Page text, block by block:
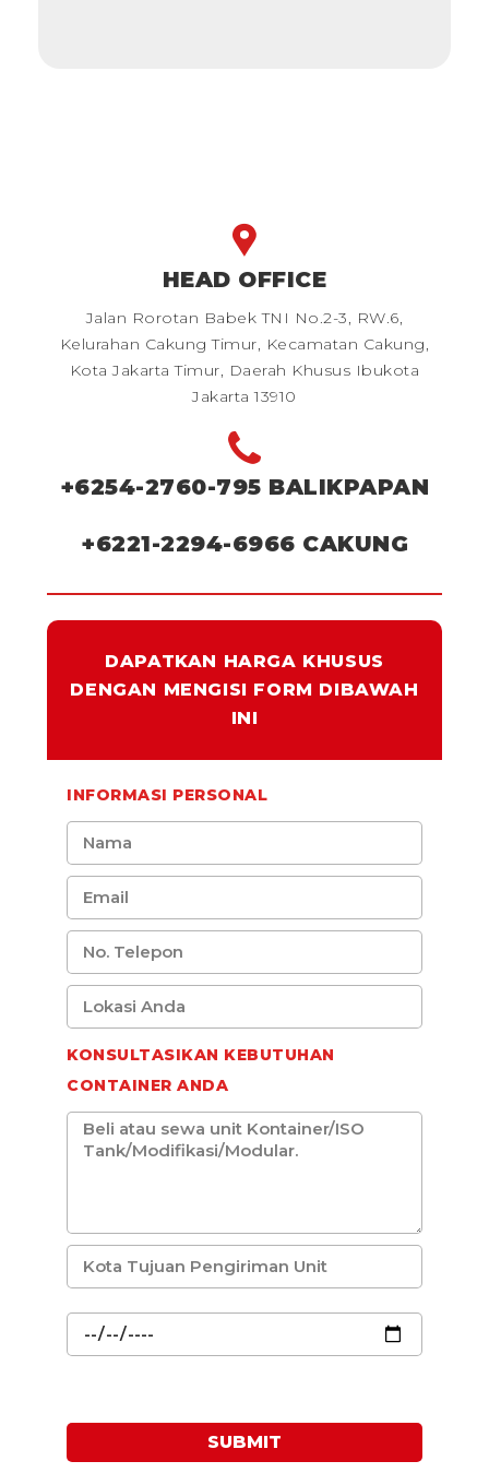
HEAD OFFICE
Jalan Rorotan Babek TNI No.2-3, RW.6,
Kelurahan Cakung Timur, Kecamatan Cakung,
Kota Jakarta Timur, Daerah Khusus Ibukota
Jakarta 13910
+6254-2760-795 BALIKPAPAN
+6221-2294-6966 CAKUNG
DAPATKAN HARGA KHUSUS
DENGAN MENGISI FORM DIBAWAH
INI
INFORMASI PERSONAL
KONSULTASIKAN KEBUTUHAN
CONTAINER ANDA
SUBMIT